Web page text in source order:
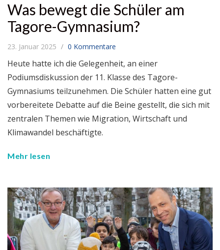
Was bewegt die Schüler am
Tagore-Gymnasium?
23. Januar 2025 0 Kommentare
Heute hatte ich die Gelegenheit, an einer
Podiumsdiskussion der 11. Klasse des Tagore-
Gymnasiums teilzunehmen. Die Schüler hatten eine gut
vorbereitete Debatte auf die Beine gestellt, die sich mit
zentralen Themen wie Migration, Wirtschaft und
Klimawandel beschäftigte.
Mehr lesen